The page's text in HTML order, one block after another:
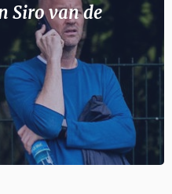
Siro van de